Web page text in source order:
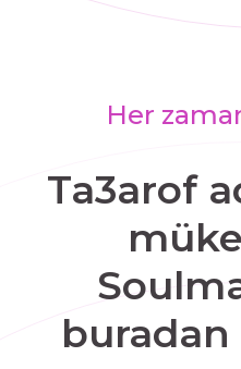
Her
Ta3arof
buradan